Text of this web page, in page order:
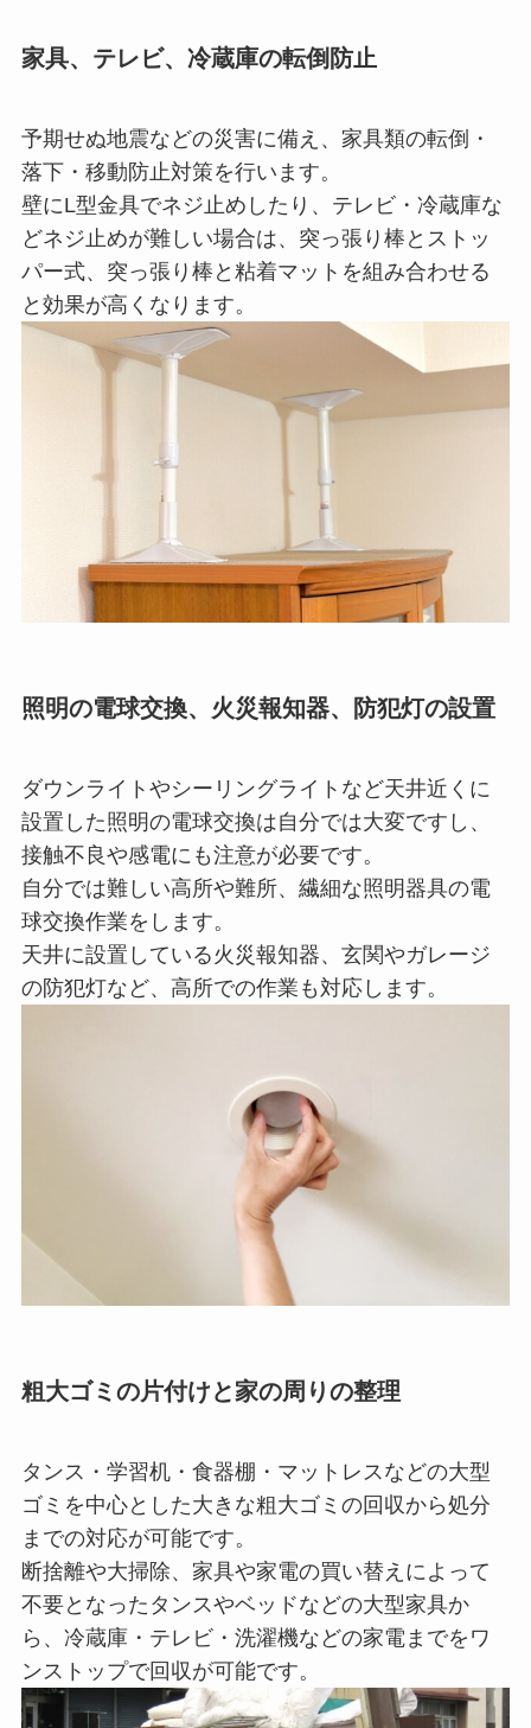
家具、テレビ、冷蔵庫の転倒防止
予期せぬ地震などの災害に備え、家具類の転倒・
落下・移動防止対策を行います。
壁にL型金具でネジ止めしたり、テレビ・冷蔵庫な
どネジ止めが難しい場合は、突っ張り棒とストッ
パー式、突っ張り棒と粘着マットを組み合わせる
と効果が高くなります。
照明の電球交換、火災報知器、防犯灯の設置
ダウンライトやシーリングライトなど天井近くに
設置した照明の電球交換は自分では大変ですし、
接触不良や感電にも注意が必要です。
自分では難しい高所や難所、繊細な照明器具の電
球交換作業をします。
天井に設置している火災報知器、玄関やガレージ
の防犯灯など、高所での作業も対応します。
粗大ゴミの片付けと家の周りの整理
タンス・学習机・食器棚・マットレスなどの大型
ゴミを中心とした大きな粗大ゴミの回収から処分
までの対応が可能です。
断捨離や大掃除、家具や家電の買い替えによって
不要となったタンスやベッドなどの大型家具か
ら、冷蔵庫・テレビ・洗濯機などの家電までをワ
ンストップで回収が可能です。